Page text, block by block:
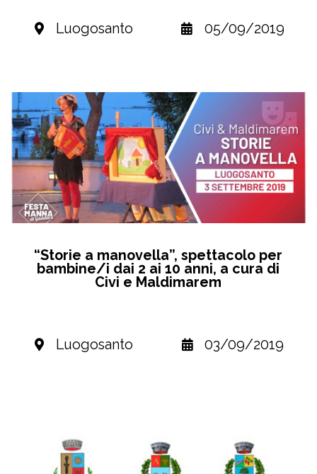
Luogosanto 05/09/2019
“Storie a manovella”, spettacolo per
bambine/i dai 2 ai 10 anni, a cura di
Civi e Maldimarem
Luogosanto 03/09/2019